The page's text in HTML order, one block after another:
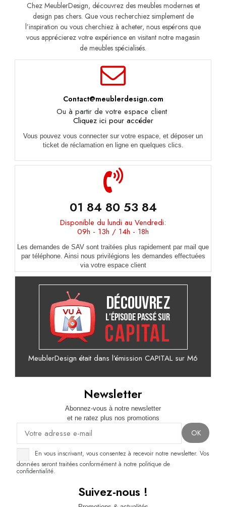
Chez MeublerDesign, découvrez des meubles modernes et
design pas chers. Que vous recherchiez simplement de
l’inspiration ou vous cherchiez à acheter, nous espérons que
vous apprécierez votre expérience en visitant notre magasin
de meubles spécialisés.
Contact@meublerdesign.com
Ou à partir de votre espace client
Cliquez ici pour accéder
Vous pouvez vous connecter sur votre espace, et déposer un
ticket de réclamation en ligne en quelques clics.
01 84 80 53 84
Disponible du lundi au Vendredi:
09h - 13h / 14h - 18h
Les demandes de SAV sont traitées plus rapidement par mail que
par téléphone. Ainsi nous privilégions les demandes effectuées
via votre espace client
MeublerDesign était dans l’émission CAPITAL sur M6
Suivez-nous !
Newsletter
Abonnez-vous à notre newsletter
et ne ratez plus nos promotions
En vous inscrivant, vous consentez à recevoir notre newsletter. Vos
données seront traitées conformément à notre politique de
confidentialité.